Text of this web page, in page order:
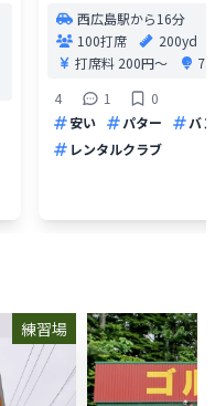
西広島駅から16分
100打席
200yd
打席料 200円〜
4
1
0
安い
パター
バ
レンタルクラブ
練習場